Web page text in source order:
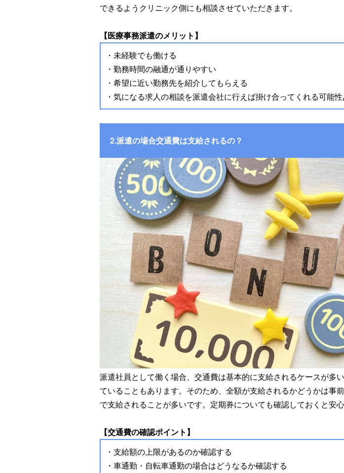
できるようクリニック側にも相談させていただきます。
【医療事務派遣のメリット】
・未経験でも働ける
・勤務時間の融通が通りやすい
・希望に近い勤務先を紹介してもらえる
・気になる求人の相談を派遣会社に行えば掛け合ってくれる可能性
2.派遣の場合交通費は支給されるの？
派遣社員として働く場合、交通費は基本的に支給されるケースが多
ていることもあります。そのため、全額が支給されるかどうかは事
で支給されることが多いです。定期券についても確認しておくと安心
【交通費の確認ポイント】
・支給額の上限があるのか確認する
・車通勤・自転車通勤の場合はどうなるか確認する